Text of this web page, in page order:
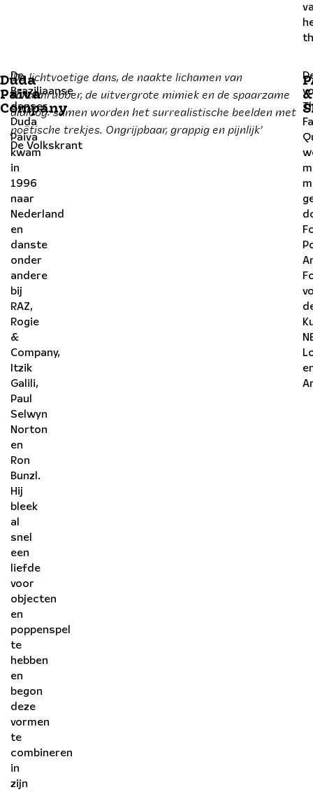
Duda
Paiva
Company
De
Braziliaanse
danser
Duda
Paiva
kwam
in
1996
naar
Nederland
en
danste
onder
andere
bij
RAZ,
Rogie
&
Company,
Itzik
Galili,
Paul
Selwyn
Norton
en
Ron
Bunzl.
Hij
bleek
al
snel
een
liefde
voor
objecten
en
poppenspel
te
hebben
en
begon
deze
vormen
te
combineren
in
zijn
‘De lichtvoetige dans, de naakte lichamen van
schuimrubber, de uitvergrote mimiek en de spaarzame
dialoog: samen worden het surrealistische beelden met
poëtische trekjes. Ongrijpbaar, grappig en pijnlijk’
De Volkskrant
&